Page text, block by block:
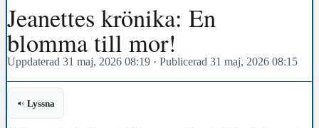
Jeanettes krönika: En
blomma till mor!
Uppdaterad 31 maj, 2026 08:19 · Publicerad 31 maj, 2026 08:15
Lyssna